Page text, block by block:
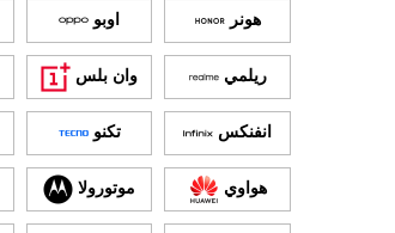
هونر اوبو
ريلمي وان بلس
انفنكس تكنو
هواوي موتورولا